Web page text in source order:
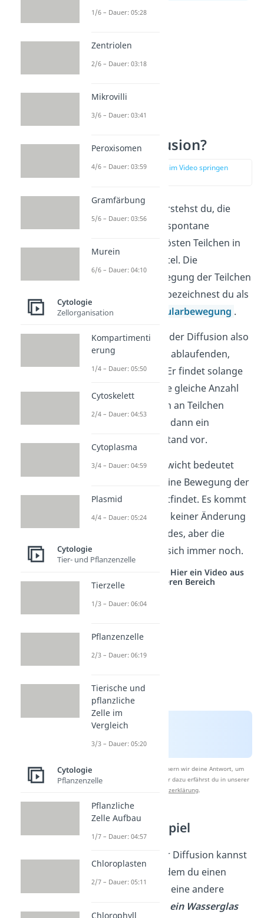
Was ist Diffusion?
zur Stelle im Video springen
Unter Diffusion verstehst du, die
gleichmäßige und spontane
Verteilung von gelösten Teilchen in
einem Lösungsmittel. Die
gleichmäßige Bewegung der Teilchen
(Eigenbewegung) bezeichnest du als
Brownsche Molekularbewegung .
Es handelt sich bei der Diffusion also
um einen natürlich ablaufenden,
passivenProzess. Er findet solange
statt, bis überall die gleiche Anzahl
bzw. Konzentration an Teilchen
vorkommt. Es liegt dann ein
Gleichgewichtszustand vor.
Achtung!Gleichgewicht bedeutet
aber nicht, dass keine Bewegung der
Teilchen mehr stattfindet. Es kommt
zwar insgesamt zu keiner Änderung
des Gesamtzustandes, aber die
Teilchen bewegen sich immer noch.
Studyflix vernetzt: Hier ein Video aus
einem anderen Bereich
Nach Beantwortung speichern wir deine Antwort, um
Studyflix zu verbessern. Mehr dazu erfährst du in unserer
Datenschutzerklärung
Diffusion Beispiel
Das Phänomen der Diffusion kannst
du beobachten, indem du einen
Tropfen Tinteoder eine andere
in ein Wasserglas
1/6 – Dauer: 05:28
Zentriolen
2/6 – Dauer: 03:18
Mikrovilli
3/6 – Dauer: 03:41
Peroxisomen
4/6 – Dauer: 03:59
Gramfärbung
5/6 – Dauer: 03:56
Murein
6/6 – Dauer: 04:10
Cytologie
Zellorganisation
Kompartimenti
erung
1/4 – Dauer: 05:50
Cytoskelett
2/4 – Dauer: 04:53
Cytoplasma
3/4 – Dauer: 04:59
Plasmid
4/4 – Dauer: 05:24
Cytologie
Tier- und Pflanzenzelle
Tierzelle
1/3 – Dauer: 06:04
Pflanzenzelle
2/3 – Dauer: 06:19
Tierische und
pflanzliche
Zelle im
Vergleich
3/3 – Dauer: 05:20
Cytologie
Pflanzenzelle
Pflanzliche
Zelle Aufbau
1/7 – Dauer: 04:57
Chloroplasten
2/7 – Dauer: 05:11
Chlorophyll